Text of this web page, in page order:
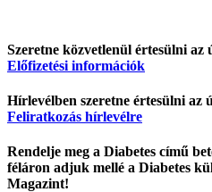
Szeretne közvetlenül értesülni az
Előfizetési információk
Hírlevélben szeretne értesülni az
Feliratkozás hírlevélre
Rendelje meg a Diabetes című
féláron adjuk mellé a Diabetes
Magazint!